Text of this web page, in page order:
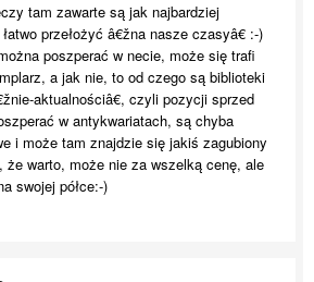
tam zawarte są jak najbardziej
przełożyć â€žna nasze czasyâ€ :-)
poszperać w necie, może się trafi
a jak nie, to od czego są biblioteki
aktualnościâ€, czyli pozycji sprzed
w antykwariatach, są chyba
i może tam znajdzie się jakiś zagubiony
że warto, może nie za wszelką cenę, ale
swojej półce:-)